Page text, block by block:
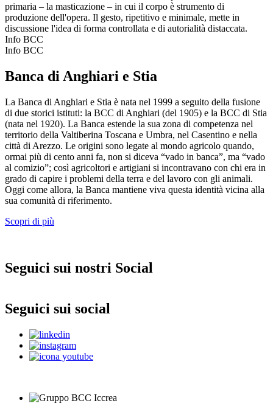
primaria – la masticazione – in cui il corpo è strumento di
produzione dell'opera. Il gesto, ripetitivo e minimale, mette in
discussione l'idea di forma controllata e di autorialità distaccata.
Info BCC
Info BCC
Banca di Anghiari e Stia
La Banca di Anghiari e Stia è nata nel 1999 a seguito della fusione
di due storici istituti: la BCC di Anghiari (del 1905) e la BCC di Stia
(nata nel 1920). La Banca estende la sua zona di competenza nel
territorio della Valtiberina Toscana e Umbra, nel Casentino e nella
città di Arezzo. Le origini sono legate al mondo agricolo quando,
ormai più di cento anni fa, non si diceva “vado in banca”, ma “vado
al comizio”; così agricoltori e artigiani si incontravano con chi era in
grado di capire i problemi della terra e del lavoro con gli animali.
Oggi come allora, la Banca mantiene viva questa identità vicina alla
sua comunità di riferimento.
Scopri di più
Seguici sui nostri Social
Seguici sui social